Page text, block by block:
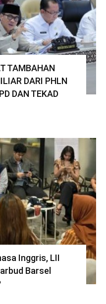
TAMBAHAN
DARI PHLN
DAN TEKAD
Inggris, LII
Barsel